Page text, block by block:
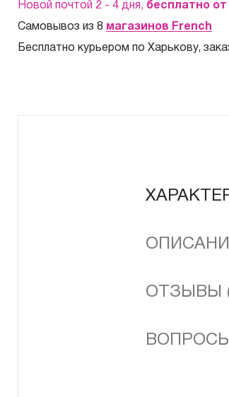
Новой почтой 2 - 4 дня, бесплатно от
Самовывоз из 8 магазинов French
Бесплатно курьером по Харькову,
ОТЗЫВЫ
ВОПРОСЫ